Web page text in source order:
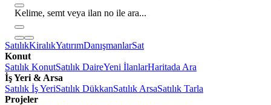
Kelime, semt veya ilan no ile ara...
SatılıkKiralıkYatırımDanışmanlarSat
Konut
Satılık KonutSatılık DaireYeni İlanlarHaritada Ara
İş Yeri & Arsa
Satılık İş YeriSatılık DükkanSatılık ArsaSatılık Tarla
Projeler